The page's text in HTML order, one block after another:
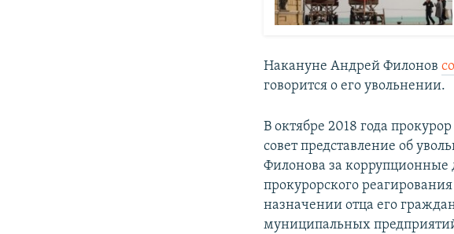
Накануне Андрей Филонов
говорится о его увольнении.
В октябре 2018 года
совет представление об
Филонова за коррупционные
прокурорского
назначении отца его
муниципальных